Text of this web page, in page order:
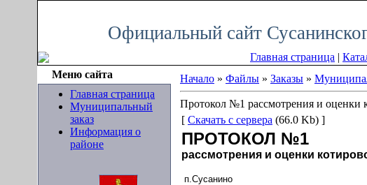
Официальный сайт
Главная страница |
Меню сайта
Главная страница
Муниципальный
заказ
Информация о
районе
Начало » Файлы » Заказы »
Протокол №1 рассмотрения и оценки
[ Скачать с сервера (66.0 Kb) ]
ПРОТОКОЛ №1
рассмотрения и оценки
п.Сусанино